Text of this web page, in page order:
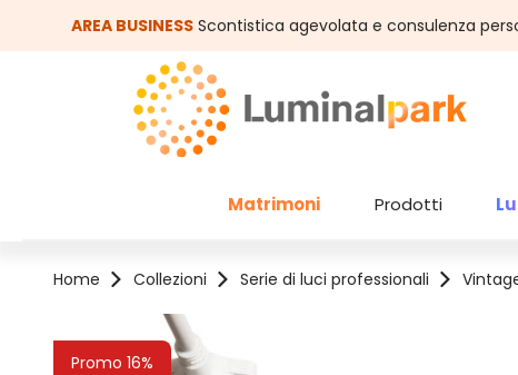
al contenuto principale
Salta alla ricerca
AREA BUSINESS Scontistica agevolata e consulenza
Matrimoni Prodotti
Home Collezioni Serie di luci professionali
Promo 16%
Salta la galleria di immagini